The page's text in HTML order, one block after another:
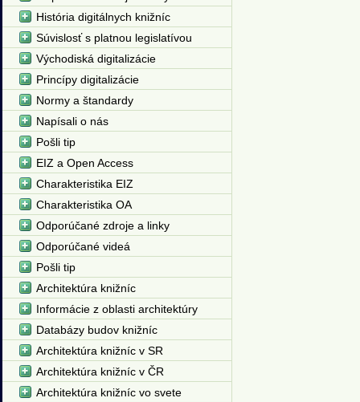
História digitálnych knižníc
Súvislosť s platnou legislatívou
Východiská digitalizácie
Princípy digitalizácie
Normy a štandardy
Napísali o nás
Pošli tip
EIZ a Open Access
Charakteristika EIZ
Charakteristika OA
Odporúčané zdroje a linky
Odporúčané videá
Pošli tip
Architektúra knižníc
Informácie z oblasti architektúry
Databázy budov knižníc
Architektúra knižníc v SR
Architektúra knižníc v ČR
Architektúra knižníc vo svete